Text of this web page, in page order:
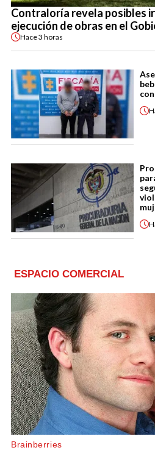
Contraloría revela posibles
ejecución de obras en el
Hace3 horas